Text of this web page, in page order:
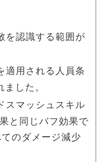
を認識する範囲が
適用される人員条
した。
スマッシュスキル
と同じバフ効果で
のダメージ減少